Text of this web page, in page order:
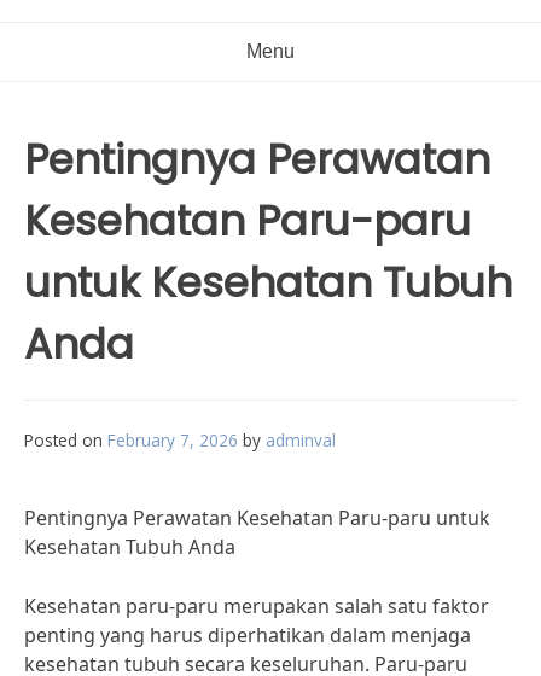
Menu
Pentingnya Perawatan
Kesehatan Paru-paru
untuk Kesehatan Tubuh
Anda
Posted on February 7, 2026 by adminval
Pentingnya Perawatan Kesehatan Paru-paru untuk
Kesehatan Tubuh Anda
Kesehatan paru-paru merupakan salah satu faktor
penting yang harus diperhatikan dalam menjaga
kesehatan tubuh secara keseluruhan. Paru-paru